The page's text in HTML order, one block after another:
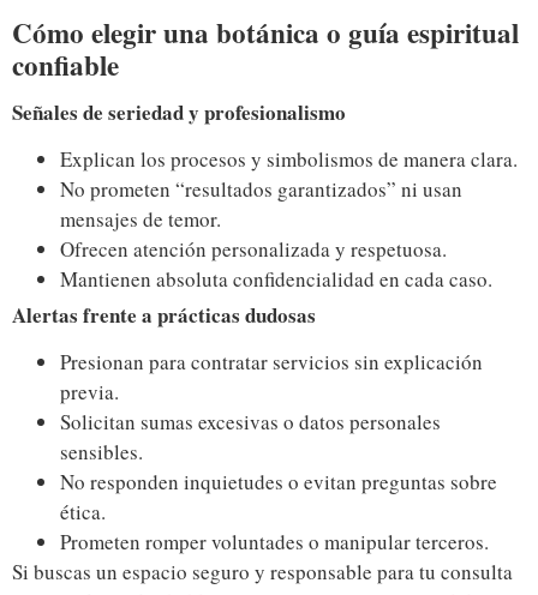
Cómo elegir una botánica o guía espiritual
confiable
Señales de seriedad y profesionalismo
Explican los procesos y simbolismos de manera clara.
No prometen “resultados garantizados” ni usan
mensajes de temor.
Ofrecen atención personalizada y respetuosa.
Mantienen absoluta confidencialidad en cada caso.
Alertas frente a prácticas dudosas
Presionan para contratar servicios sin explicación
previa.
Solicitan sumas excesivas o datos personales
sensibles.
No responden inquietudes o evitan preguntas sobre
ética.
Prometen romper voluntades o manipular terceros.
Si buscas un espacio seguro y responsable para tu consulta